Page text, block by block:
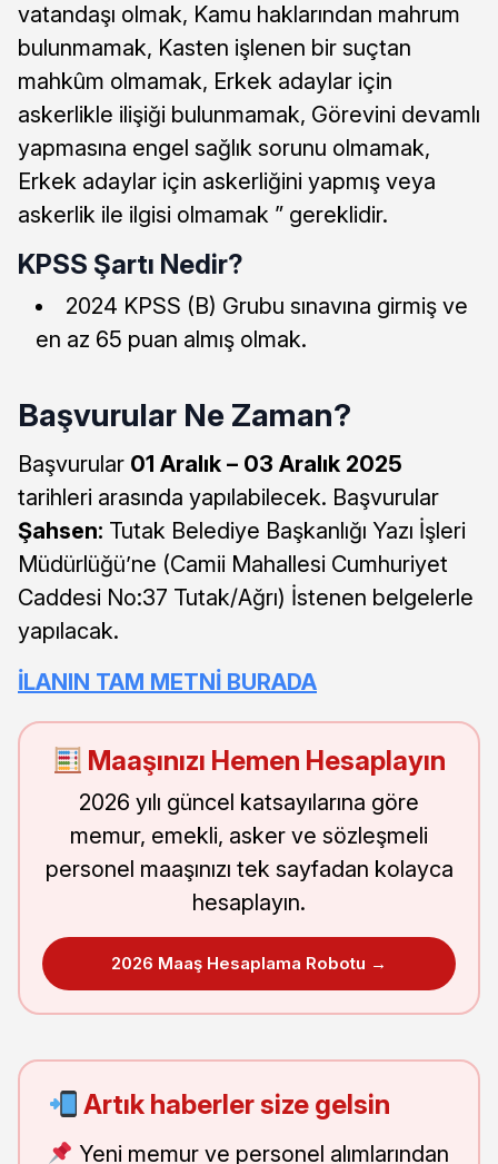
vatandaşı olmak, Kamu haklarından mahrum
bulunmamak, Kasten işlenen bir suçtan
mahkûm olmamak, Erkek adaylar için
askerlikle ilişiği bulunmamak, Görevini devamlı
yapmasına engel sağlık sorunu olmamak,
Erkek adaylar için askerliğini yapmış veya
askerlik ile ilgisi olmamak ” gereklidir.
KPSS Şartı Nedir?
2024 KPSS (B) Grubu sınavına girmiş ve
en az 65 puan almış olmak.
Başvurular Ne Zaman?
Başvurular 01 Aralık – 03 Aralık 2025
tarihleri arasında yapılabilecek. Başvurular
Şahsen: Tutak Belediye Başkanlığı Yazı İşleri
Müdürlüğü’ne (Camii Mahallesi Cumhuriyet
Caddesi No:37 Tutak/Ağrı) İstenen belgelerle
yapılacak.
İLANIN TAM METNİ BURADA
Maaşınızı Hemen Hesaplayın
2026 yılı güncel katsayılarına göre
memur, emekli, asker ve sözleşmeli
personel maaşınızı tek sayfadan kolayca
hesaplayın.
2026 Maaş Hesaplama Robotu →
Artık haberler size gelsin
Yeni memur ve personel alımlarından